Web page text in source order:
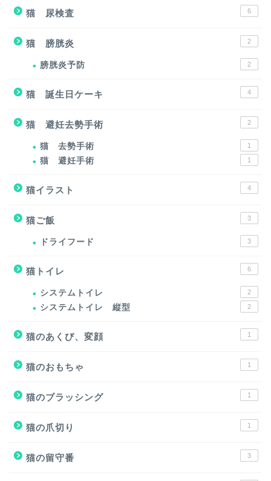
猫 尿検査 6
猫 膀胱炎 2
膀胱炎予防 2
猫 誕生日ケーキ 4
猫 避妊去勢手術 2
猫 去勢手術 1
猫 避妊手術 1
猫イラスト 4
猫ご飯 3
ドライフード 3
猫トイレ 6
システムトイレ 2
システムトイレ 縦型 2
猫のあくび、変顔 1
猫のおもちゃ 1
猫のブラッシング 1
猫の爪切り 1
猫の留守番 3